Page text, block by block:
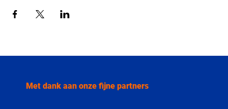
Met dank aan onze fijne partners